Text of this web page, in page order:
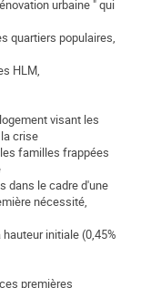
urbaine " qui
quartiers populaires,
HLM,
visant les
crise
familles frappées
dans le cadre d'une
nécessité,
initiale (0,45%
premières